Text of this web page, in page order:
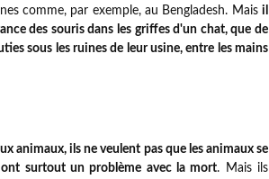
comme, par exemple, au Bengladesh. Mais il
des souris dans les griffes d'un chat, que de
sous les ruines de leur usine, entre les mains
animaux, ils ne veulent pas que les animaux se
surtout un problème avec la mort. Mais ils